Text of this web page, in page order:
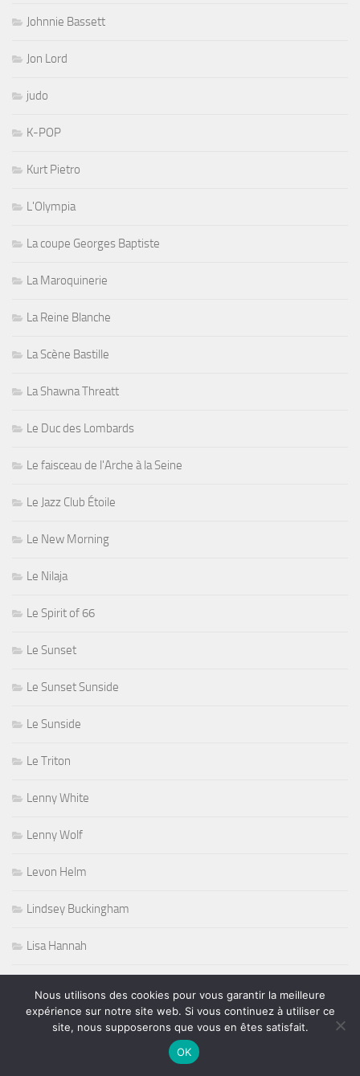
Johnnie Bassett
Jon Lord
judo
K-POP
Kurt Pietro
L'Olympia
La coupe Georges Baptiste
La Maroquinerie
La Reine Blanche
La Scène Bastille
La Shawna Threatt
Le Duc des Lombards
Le faisceau de l'Arche à la Seine
Le Jazz Club Étoile
Le New Morning
Le Nilaja
Le Spirit of 66
Le Sunset
Le Sunset Sunside
Le Sunside
Le Triton
Lenny White
Lenny Wolf
Levon Helm
Lindsey Buckingham
Lisa Hannah
Little Dragon
Nous utilisons des cookies pour vous garantir la meilleure
expérience sur notre site web. Si vous continuez à utiliser ce
site, nous supposerons que vous en êtes satisfait.
OK